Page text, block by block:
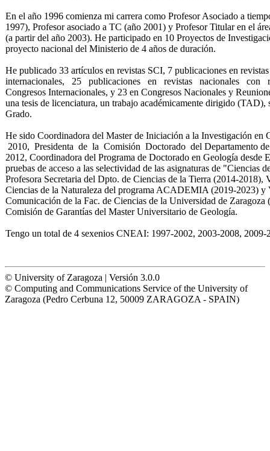
En el año 1996 comienza mi carrera como Profesor Asociado a
1997), Profesor asociado a TC (año 2001) y Profesor Titular en el
(a partir del año 2003). He participado en 10 Proyectos de
proyecto nacional del Ministerio de 4 años de duración.
He publicado 33 artículos en revistas SCI, 7 publicaciones en
internacionales, 25 publicaciones en revistas nacionales con
Congresos Internacionales, y 23 en Congresos Nacionales y
una tesis de licenciatura, un trabajo académicamente dirigido (TAD),
Grado.
He sido Coordinadora del Master de Iniciación a la Investigación
2010, Presidenta de la Comisión Doctorado del Departamento de
2012, Coordinadora del Programa de Doctorado en Geología desde
pruebas de acceso a las selectividad de las asignaturas de
Profesora Secretaria del Dpto. de Ciencias de la Tierra (2014-
Ciencias de la Naturaleza del programa ACADEMIA (2019-2023) y
Comunicación de la Fac. de Ciencias de la Universidad de
Comisión de Garantías del Master Universitario de Geología.
Tengo un total de 4 sexenios CNEAI: 1997-2002, 2003-2008, 2009-
© University of Zaragoza | Versión 3.0.0
© Computing and Communications Service of the University of
Zaragoza (Pedro Cerbuna 12, 50009 ZARAGOZA - SPAIN)